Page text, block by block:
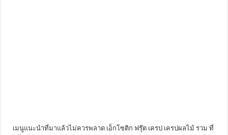
เมนูแนะนำที่มาแล้วไม่ควรพลาด เอ็กโซติก ฟรุ๊ต เครป เครปผลไม้ รวม ที่